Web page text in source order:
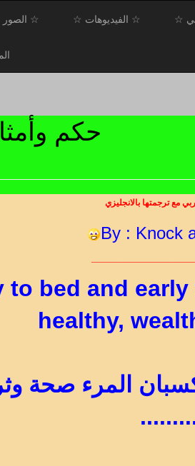
☆ ☆ الفيديوهات ☆
حكم
مع ترجمتها بالانجليزي
By : Knock
to bed and
healthy,
المرء صحة